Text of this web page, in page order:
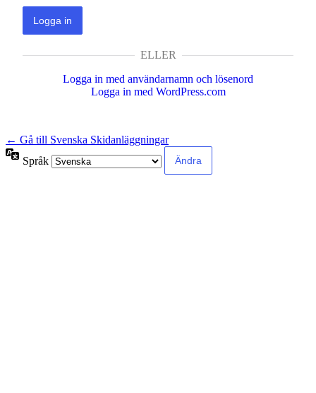
ELLER
Logga in med användarnamn och lösenord
Logga in med WordPress.com
← Gå till Svenska Skidanläggningar
Språk